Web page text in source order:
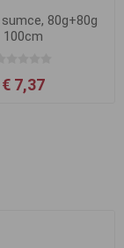
80g+80g
100cm
€ 7,37